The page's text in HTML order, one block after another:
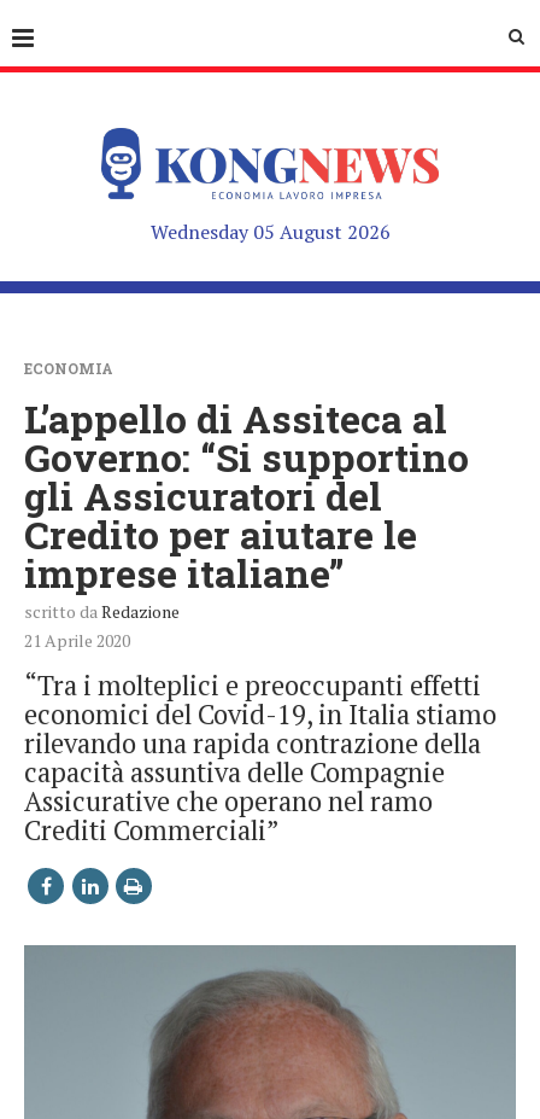
Wednesday 05 August 2026
ECONOMIA
L’appello di Assiteca al
Governo: “Si supportino
gli Assicuratori del
Credito per aiutare le
imprese italiane”
scritto da Redazione
21 Aprile 2020
“Tra i molteplici e preoccupanti effetti
economici del Covid-19, in Italia stiamo
rilevando una rapida contrazione della
capacità assuntiva delle Compagnie
Assicurative che operano nel ramo
Crediti Commerciali”